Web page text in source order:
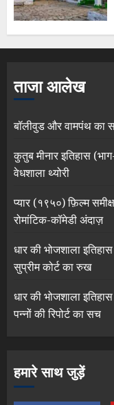
ताजा आलेख
बॉलीवुड और वामपंथ का
कुतुब मीनार इतिहास
वेधशाला थ्योरी
प्यार (१९५०) फ़िल्म
रोमांटिक-कॉमेडी अंदाज़
धार की भोजशाला
सुप्रीम कोर्ट का रुख
धार की भोजशाला
पन्नों की रिपोर्ट का सच
हमारे साथ जुड़ें